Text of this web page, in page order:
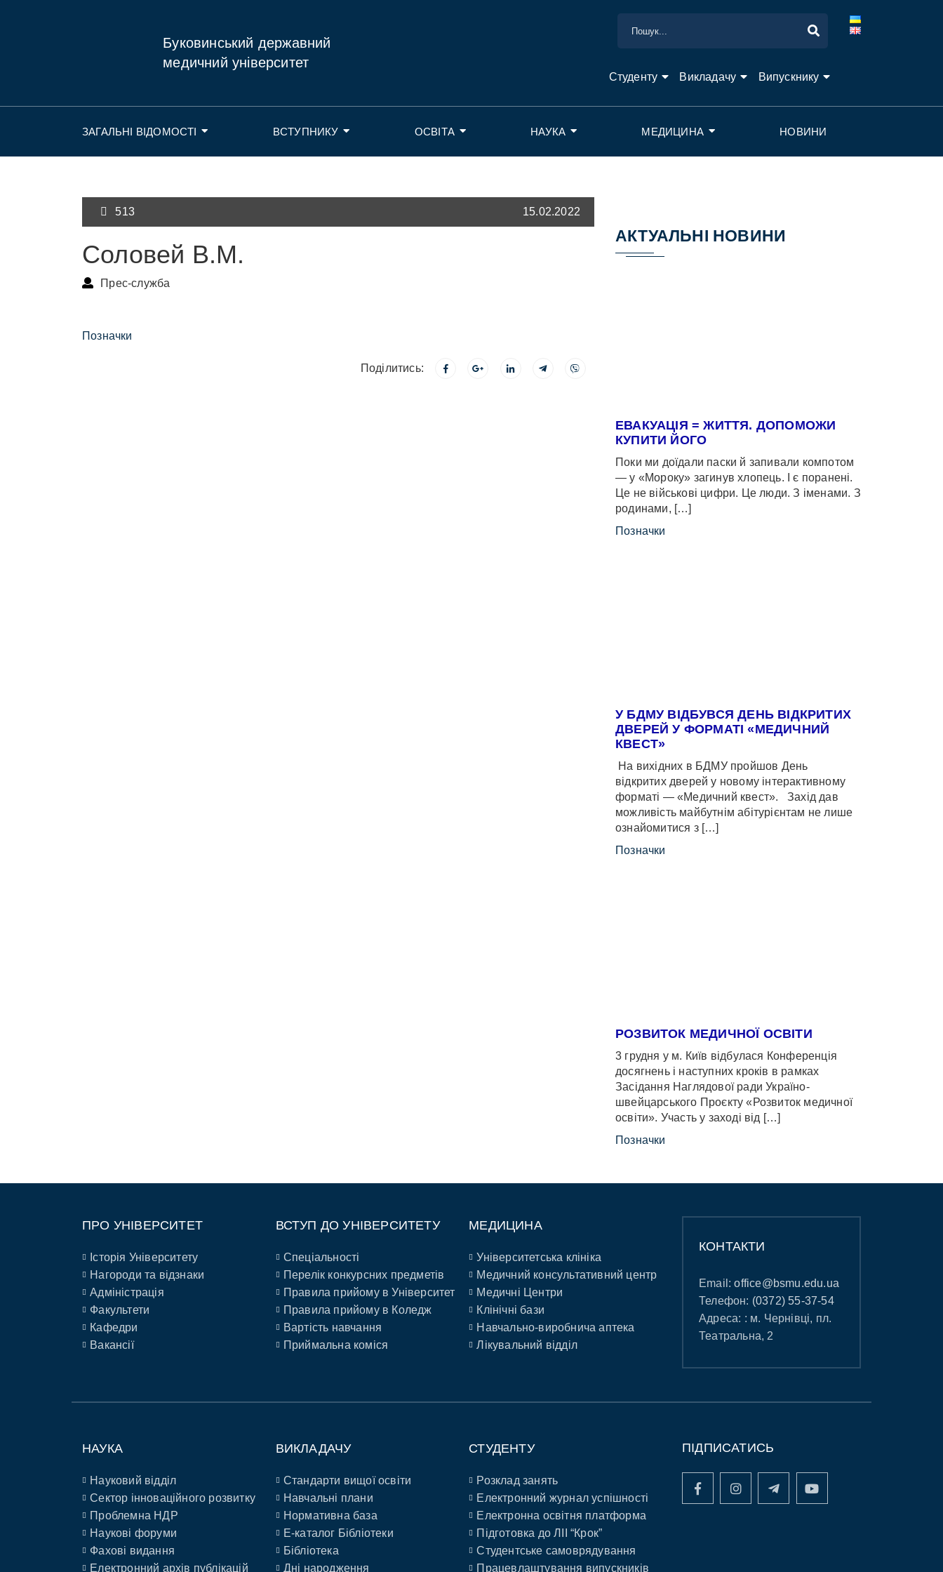
Буковинський державний
медичний університет
Студенту Викладачу Випускнику
ЗАГАЛЬНІ ВІДОМОСТІ ВСТУПНИКУ ОСВІТА НАУКА МЕДИЦИНА НОВИНИ
513 15.02.2022
Соловей В.М.
Прес-служба
Позначки
Поділитись:
АКТУАЛЬНІ НОВИНИ
ЕВАКУАЦІЯ = ЖИТТЯ. ДОПОМОЖИ
КУПИТИ ЙОГО
Поки ми доїдали паски й запивали компотом
— у «Мороку» загинув хлопець. І є поранені.
Це не військові цифри. Це люди. З іменами. З
родинами, […]
Позначки
У БДМУ ВІДБУВСЯ ДЕНЬ ВІДКРИТИХ
ДВЕРЕЙ У ФОРМАТІ «МЕДИЧНИЙ
КВЕСТ»
На вихідних в БДМУ пройшов День
відкритих дверей у новому інтерактивному
форматі — «Медичний квест». Захід дав
можливість майбутнім абітурієнтам не лише
ознайомитися з […]
Позначки
РОЗВИТОК МЕДИЧНОЇ ОСВІТИ
3 грудня у м. Київ відбулася Конференція
досягнень і наступних кроків в рамках
Засідання Наглядової ради Україно-
швейцарського Проєкту «Розвиток медичної
освіти». Участь у заході від […]
Позначки
ПРО УНІВЕРСИТЕТ
Історія Університету
Нагороди та відзнаки
Адміністрація
Факультети
Кафедри
Вакансії
ВСТУП ДО УНІВЕРСИТЕТУ
Спеціальності
Перелік конкурсних предметів
Правила прийому в Університет
Правила прийому в Коледж
Вартість навчання
Приймальна коміся
МЕДИЦИНА
Університетська клініка
Медичний консультативний центр
Медичні Центри
Клінічні бази
Навчально-виробнича аптека
Лікувальний відділ
КОНТАКТИ
Email:office@bsmu.edu.ua
Телефон: (0372) 55-37-54
Адреса: : м. Чернівці, пл.
Театральна, 2
НАУКА
Науковий відділ
Сектор інноваційного розвитку
Проблемна НДР
Наукові форуми
Фахові видання
Електронний архів публікацій
ВИКЛАДАЧУ
Стандарти вищої освіти
Навчальні плани
Нормативна база
E-каталог Бібліотеки
Бібліотека
Дні народження
СТУДЕНТУ
Розклад занять
Електронний журнал успішності
Електронна освітня платформа
Підготовка до ЛІІ “Крок”
Студентське самоврядування
Працевлаштування випускників
ПІДПИСАТИСЬ